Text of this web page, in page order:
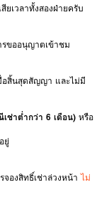
ยเวลาทั้งสองฝ่ายครับ
ขออนุญาตเข้าชม
อสิ้นสุดสัญญา และไม่มี
เช่าต่ำกว่า 6 เดือน) หรือ
ยู่
จองสิทธิ์เช่าล่วงหน้าไม่